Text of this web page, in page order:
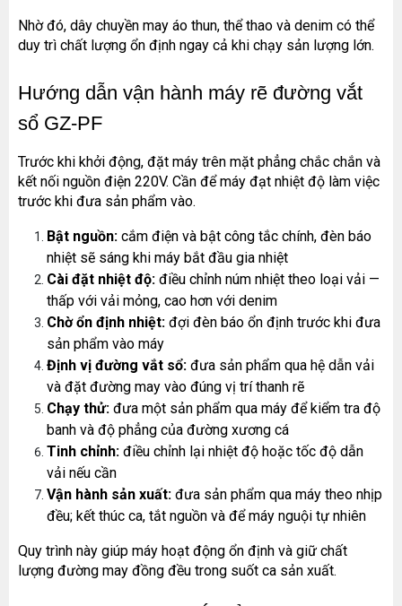
Nhờ đó, dây chuyền may áo thun, thể thao và denim có thể
duy trì chất lượng ổn định ngay cả khi chạy sản lượng lớn.
Hướng dẫn vận hành máy rẽ đường vắt
sổ GZ-PF
Trước khi khởi động, đặt máy trên mặt phẳng chắc chắn và
kết nối nguồn điện 220V. Cần để máy đạt nhiệt độ làm việc
trước khi đưa sản phẩm vào.
Bật nguồn: cắm điện và bật công tắc chính, đèn báo
nhiệt sẽ sáng khi máy bắt đầu gia nhiệt
Cài đặt nhiệt độ: điều chỉnh núm nhiệt theo loại vải —
thấp với vải mỏng, cao hơn với denim
Chờ ổn định nhiệt: đợi đèn báo ổn định trước khi đưa
sản phẩm vào máy
Định vị đường vắt sổ: đưa sản phẩm qua hệ dẫn vải
và đặt đường may vào đúng vị trí thanh rẽ
Chạy thử: đưa một sản phẩm qua máy để kiểm tra độ
banh và độ phẳng của đường xương cá
Tinh chỉnh: điều chỉnh lại nhiệt độ hoặc tốc độ dẫn
vải nếu cần
Vận hành sản xuất: đưa sản phẩm qua máy theo nhịp
đều; kết thúc ca, tắt nguồn và để máy nguội tự nhiên
Quy trình này giúp máy hoạt động ổn định và giữ chất
lượng đường may đồng đều trong suốt ca sản xuất.